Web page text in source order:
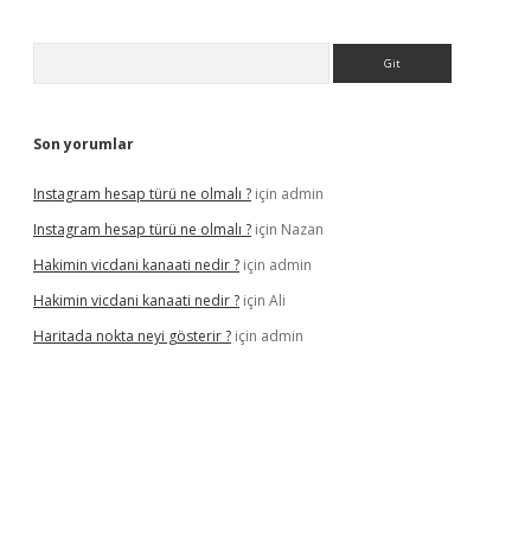
Son yorumlar
Instagram hesap türü ne olmalı ? için admin
Instagram hesap türü ne olmalı ? için Nazan
Hakimin vicdani kanaati nedir ? için admin
Hakimin vicdani kanaati nedir ? için Ali
Haritada nokta neyi gösterir ? için admin